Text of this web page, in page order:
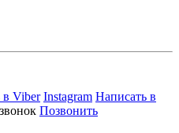
в Viber Instagram Написать в
Позвонить